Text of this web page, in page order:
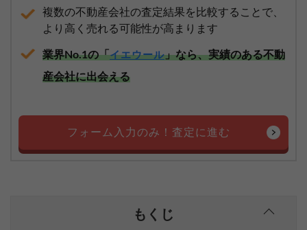
複数の不動産会社の査定結果を比較することで、
より高く売れる可能性が高まります
業界No.1の「イエウール」なら、実績のある不動
産会社に出会える
フォーム入力のみ！査定に進む
もくじ